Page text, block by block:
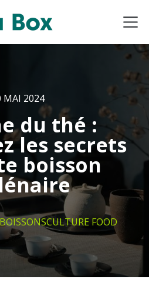
MAI 2024
du thé :
les secrets
boisson
BOISSONSCULTURE FOOD